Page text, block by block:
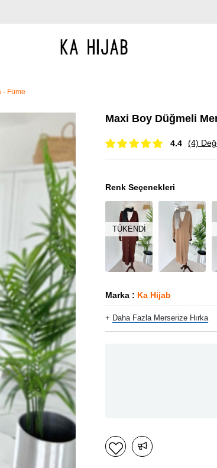
- Füme
Maxi Boy Düğmeli
4.4 (4)
Renk Seçenekleri
TÜKENDI
Marka : Ka Hijab
+ Daha Fazla Merserize Hırka